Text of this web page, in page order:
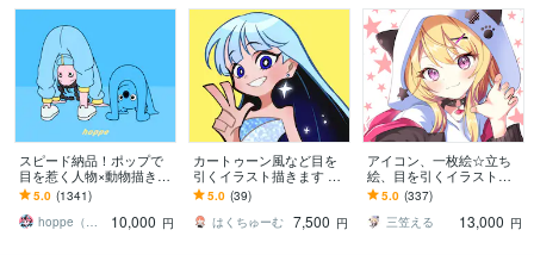
スピード納品！ポップで
目を惹く人物×動物描きま
す 挿絵・動画・グッズな
ど鮮やかな配色で個性を
出したい方へ
5.0 (1341)
hoppe（ほっぺ）
10,000 円
カートゥーン風など目を
引くイラスト描きます SN
Sアイコンや記念イラス
ト、立ち絵、キャラデザ
におすすめ！
5.0 (39)
はくちゅーむ 7,500 円
アイコン、一枚絵☆立ち
絵、目を引くイラスト描
きます イリアム、サム
ネ、live2D、YouTube、歌
ってみたも
5.0 (337)
三笠える
13,000 円